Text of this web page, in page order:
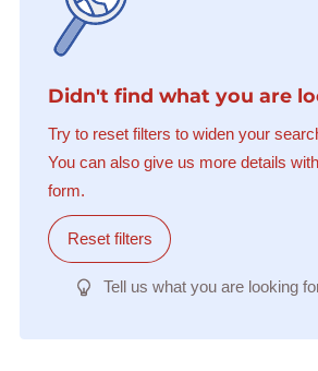
Didn't find what you are
Try to reset filters to widen your
You can also give us more details
form.
Reset filters
Tell us what you are looking